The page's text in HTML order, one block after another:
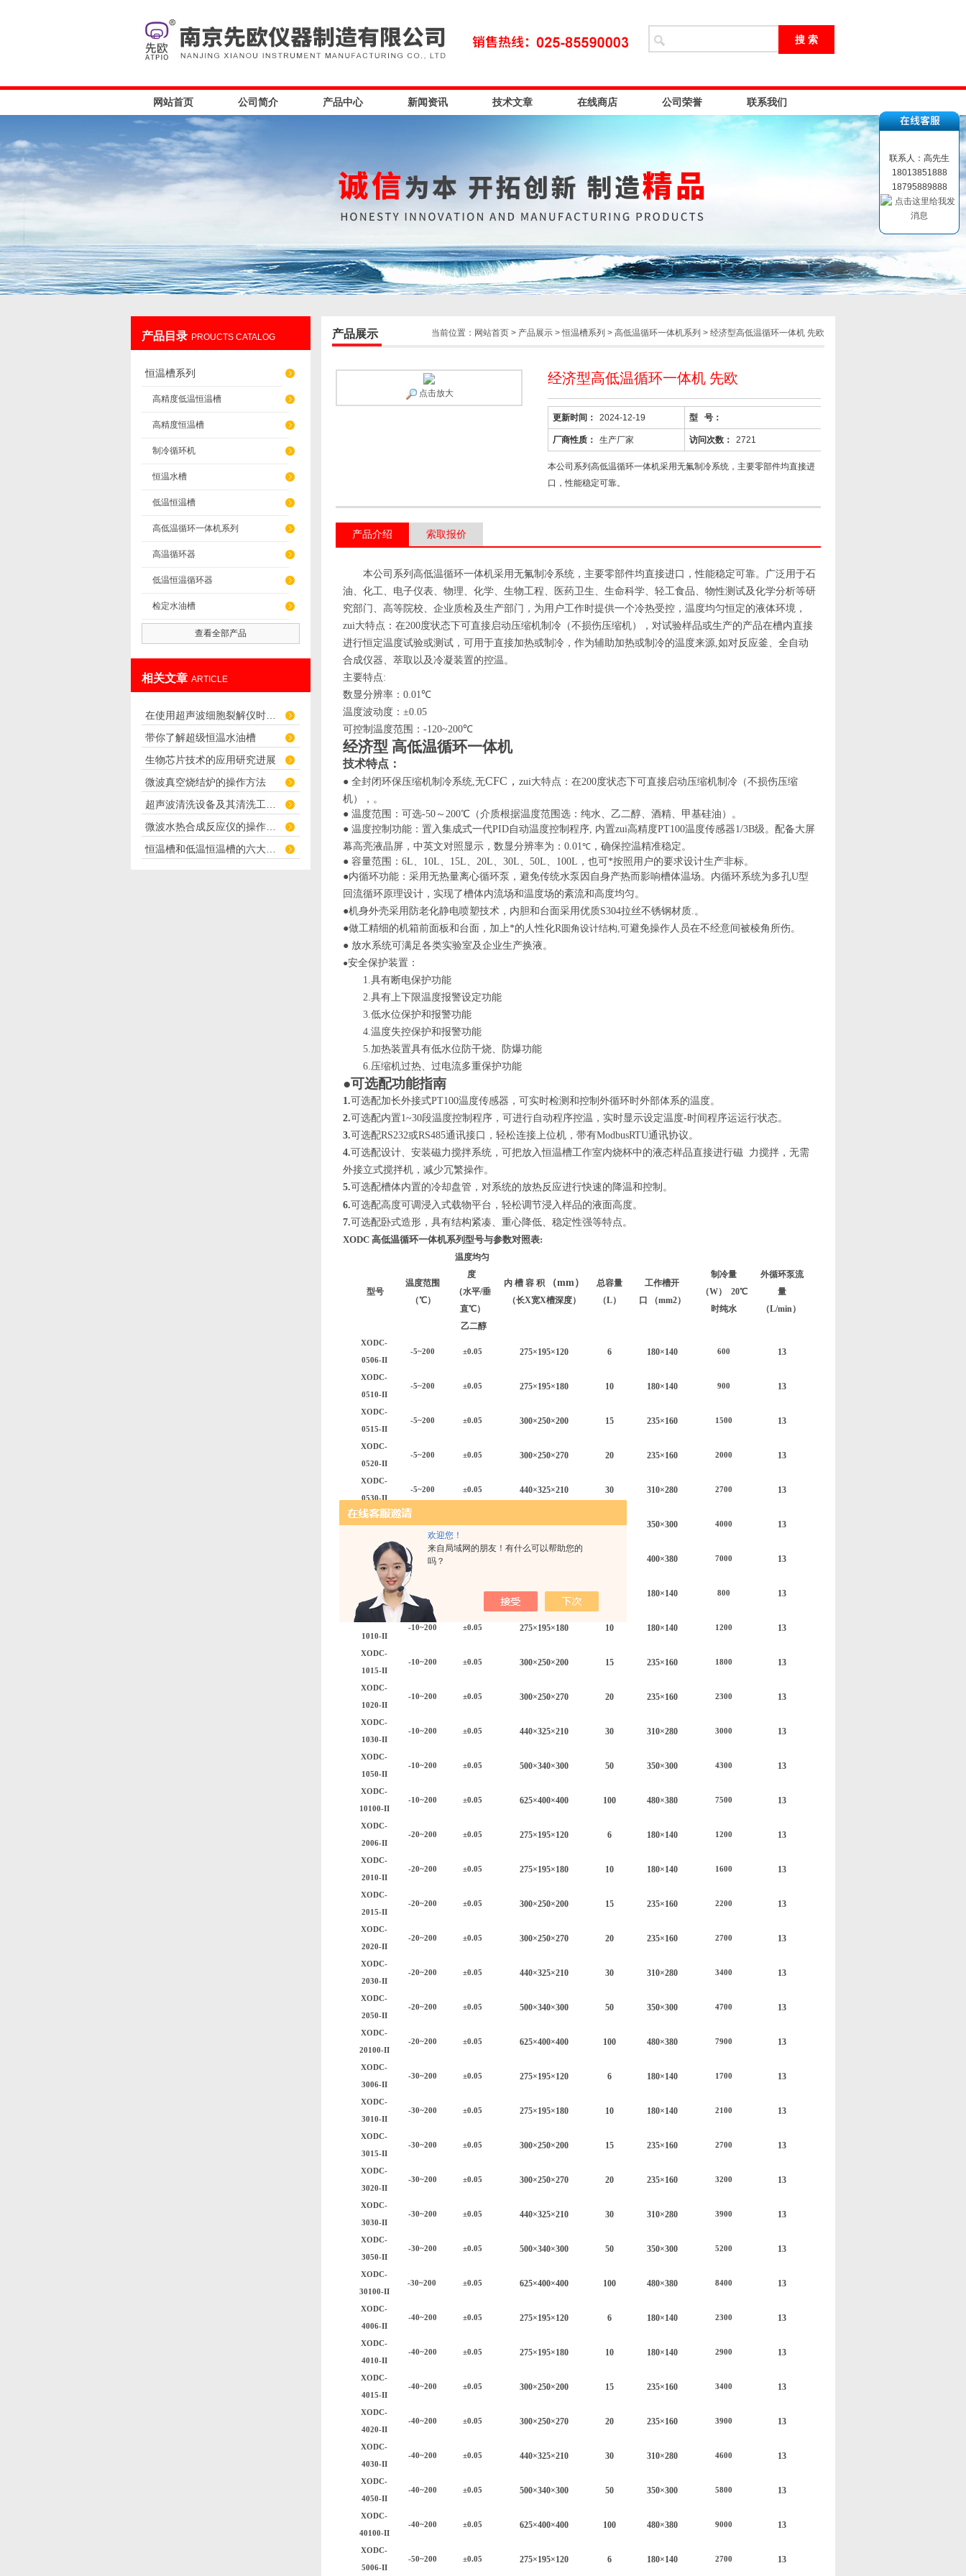
欢迎您！
来自局域网的朋友！有什么可以帮助您的
吗？
网站首页 公司简介 产品中心 新闻资讯 技术文章 在线商店 公司荣誉 联系我们
产品目录 PROUCTS CATALOG
恒温槽系列
高精度低温恒温槽
高精度恒温槽
制冷循环机
恒温水槽
低温恒温槽
高低温循环一体机系列
高温循环器
低温恒温循环器
检定水油槽
查看全部产品
相关文章 ARTICLE
带你了解超级恒温水油槽
生物芯片技术的应用研究进展
微波真空烧结炉的操作方法
当前位置： 网站首页 > 产品展示 >恒温槽系列 > 高低温循环一体机系列 > 经济型高低温循环一体机 先欧
产品展示
经济型高低温循环一体机 先欧
更新时间： 2024-12-19 型 号：
厂商性质： 生产厂家 访问次数： 2721
本公司系列高低温循环一体机采用无氟制冷系统，主要零部件均直接进
口，性能稳定可靠。
点击放大
产品介绍 索取报价
本公司系列 高低温循环一体机采用无氟制冷系统，主要零部件均直接进口 ，性能稳定可靠。广泛用于石
油、化工、电子仪表、物理、化学、生物工程、医药卫生、生命科学、轻工食品、物性测试及化学分析等研
究部门 、 高等院校、 企业质检及生产部门，为用户工作时提供一个冷热受控，温度均匀恒定的液体环境，
zui大特点：在200度状态下可直接启动压缩机制冷（不损伤压缩机）， 对试验样品或生产的产品在槽内直接
进行恒定温度试验或测试，可用于直接加热或制冷 ，作为辅助加热或制冷的温度来源,如对反应釜、全自动
合成仪器、萃取以及冷凝装置的控温。
主要特点:
数显分辨率： 0.01℃
温度波动度： ±0.05
可控制 温度范围： -120~200℃
经济型 高低温循环一体机
技术特点：
● 全封闭环保压缩机制冷系统,无CFC ， zui大特点：在200度状态下可直接启动压缩机制冷（不损伤压缩
机）， 。
● 温度范围 ： 可选-50 ～ 200℃ （介质根据温度范围选：纯水、乙二醇、酒精、甲基硅油） 。
● 温度控制功能：置入集成式一代PID自动温度控制程序, 内置zui高精度PT100温度传感器1/3B级。配备大屏
幕高亮液晶屏，中英文对照显示，数显分辨率为：0.01℃ ，确保控温精准稳定。
● 容量范围：6L、 10L、 15L、 20L、 30L、 50L、 100L ，也可*按照用户的要求设计生产非标。
●内循环功能：采用无热量离心循环泵，避免传统水泵因自身产热而影响槽体温场。内循环系统为多孔U型
回流循环原理设计 ， 实现了槽体内流场和温度场的紊流和高度均匀。
●机身外壳采用防老化静电喷塑技术， 内胆和台面采用优质S304拉丝不锈钢材质.。
●做工精细的机箱前面板和台面，加上*的人性化R圆角设计结构,可避免操作人员在不经意间被棱角 所伤。
● 放水系统可满足各类实验室及企业生产换液。
●安全保护装置：
1.具有断电保护功能
2.具有上下限温度报警设定功能
3.低水位保护和报警功能
4.温度失控保护和报警功能
5.加热装置具有低水位防干烧、防爆功能
6.压缩机过热、过电流多重保护功能
●可选配功能指南
1.可选配加长外接式PT100温度传感器，可实时检测和控制外循环时外部体系的温度。
2.可选配内置1~30段温度控制程序，可进行自动程序控温，实时显示设定温度-时间程序运运行状态。
3.可选配RS232或RS485通讯接口，轻松连接上位机，带有ModbusRTU通讯协议。
4.可选配设计、安装磁力搅拌系统 ， 可把放入恒温槽工作室内烧杯中的液态样品直接进行磁 力搅拌，无需
外接立式搅拌机 ，减少冗繁操作。
5.可选配槽体内置的冷却盘管，对系统的放热反应进行快速的降温和控制。
6.可选配高度可调浸入式载物平台 ，轻松调节浸入样品的液面高度。
7.可选配卧式造形 ， 具有结构紧凑、 重心降低、稳定性强等特点。
XODC 高低温循环一体机系列型号与参数对照表:
型号
温度范围
（℃）
温度均匀
度
（水平/垂
直℃）
乙二醇
内 槽 容 积 （mm）
（长X宽X槽深度）
总容量
（L）
工作槽开
口 （mm2）
制冷量
（W） 20℃
时纯水
外循环泵流
量
（L/min）
XODC-
0506-II
-5~200 ±0.05 275×195×120 6 180×140 600 13
XODC-
0510-II
-5~200 ±0.05 275×195×180 10 180×140 900 13
XODC-
0515-II
-5~200 ±0.05 300×250×200 15 235×160 1500 13
XODC-
0520-II
-5~200 ±0.05 300×250×270 20 235×160 2000 13
XODC-
0530-II
-5~200 ±0.05 440×325×210 30 310×280 2700 13
XODC-
-5~200 ±0.05 500×340×300 50 350×300 4000 13
XODC-
05100-II
-5~200 400×380 7000 13
XODC-
1006-II
-10~200 275×195×120 180×140 800 13
XODC-
1010-II
-10~200 ±0.05 275×195×180 10 180×140 1200 13
XODC-
1015-II
-10~200 ±0.05 300×250×200 15 235×160 1800 13
XODC-
1020-II
-10~200 ±0.05 300×250×270 20 235×160 2300 13
XODC-
1030-II
-10~200 ±0.05 440×325×210 30 310×280 3000 13
XODC-
1050-II
-10~200 ±0.05 500×340×300 50 350×300 4300 13
XODC-
10100-II
-10~200 ±0.05 625×400×400 100 480×380 7500 13
XODC-
2006-II
-20~200 ±0.05 275×195×120 6 180×140 1200 13
XODC-
2010-II
-20~200 ±0.05 275×195×180 10 180×140 1600 13
XODC-
2015-II
-20~200 ±0.05 300×250×200 15 235×160 2200 13
XODC-
2020-II
-20~200 ±0.05 300×250×270 20 235×160 2700 13
XODC-
2030-II
-20~200 ±0.05 440×325×210 30 310×280 3400 13
XODC-
2050-II
-20~200 ±0.05 500×340×300 50 350×300 4700 13
XODC-
20100-II
-20~200 ±0.05 625×400×400 100 480×380 7900 13
XODC-
3006-II
-30~200 ±0.05 275×195×120 6 180×140 1700 13
XODC-
3010-II
-30~200 ±0.05 275×195×180 10 180×140 2100 13
XODC-
3015-II
-30~200 ±0.05 300×250×200 15 235×160 2700 13
XODC-
3020-II
-30~200 ±0.05 300×250×270 20 235×160 3200 13
XODC-
3030-II
-30~200 ±0.05 440×325×210 30 310×280 3900 13
XODC-
3050-II
-30~200 ±0.05 500×340×300 50 350×300 5200 13
XODC-
30100-II
-30~200 ±0.05 625×400×400 100 480×380 8400 13
XODC-
4006-II
-40~200 ±0.05 275×195×120 6 180×140 2300 13
XODC-
4010-II
-40~200 ±0.05 275×195×180 10 180×140 2900 13
XODC-
4015-II
-40~200 ±0.05 300×250×200 15 235×160 3400 13
XODC-
4020-II
-40~200 ±0.05 300×250×270 20 235×160 3900 13
XODC-
4030-II
-40~200 ±0.05 440×325×210 30 310×280 4600 13
XODC-
4050-II
-40~200 ±0.05 500×340×300 50 350×300 5800 13
XODC-
40100-II
-40~200 ±0.05 625×400×400 100 480×380 9000 13
XODC-
5006-II
-50~200 ±0.05 275×195×120 6 180×140 2700 13
联系人：高先生
18013851888
18795889888